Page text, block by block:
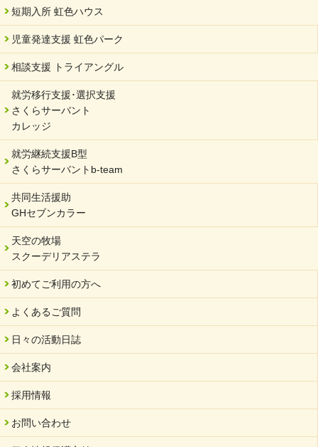
短期入所 虹色ハウス
児童発達支援 虹色パーク
相談支援 トライアングル
就労移行支援･選択支援
さくらサーバント
カレッジ
就労継続支援B型
さくらサーバントb-team
共同生活援助
GHセブンカラー
天空の牧場
スクーデリアステラ
初めてご利用の方へ
よくあるご質問
日々の活動日誌
会社案内
採用情報
お問い合わせ